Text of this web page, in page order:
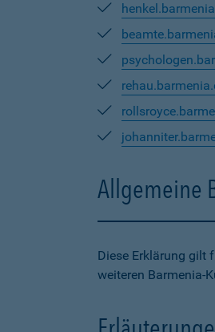
Allgemeine
Diese Erklärung gilt
weiteren Barmenia-